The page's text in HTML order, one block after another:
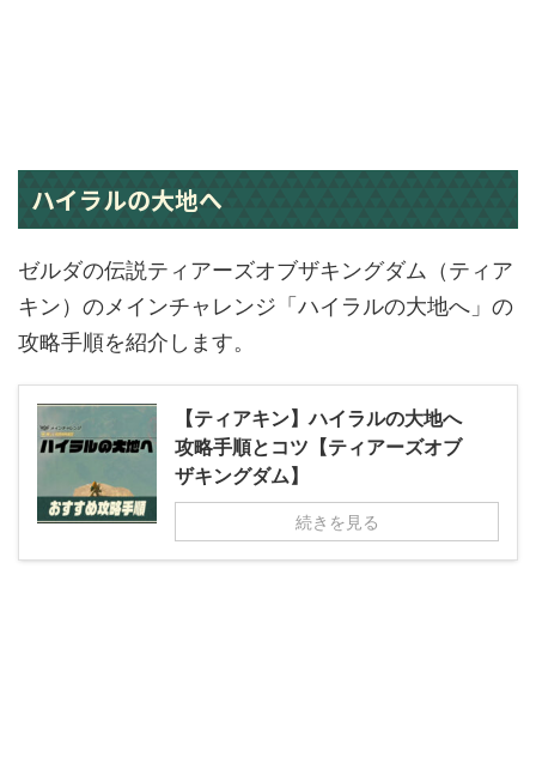
ハイラルの大地へ
ゼルダの伝説ティアーズオブザキングダム（ティア
キン）のメインチャレンジ「ハイラルの大地へ」の
攻略手順を紹介します。
【ティアキン】ハイラルの大地へ
攻略手順とコツ【ティアーズオブ
ザキングダム】
続きを見る